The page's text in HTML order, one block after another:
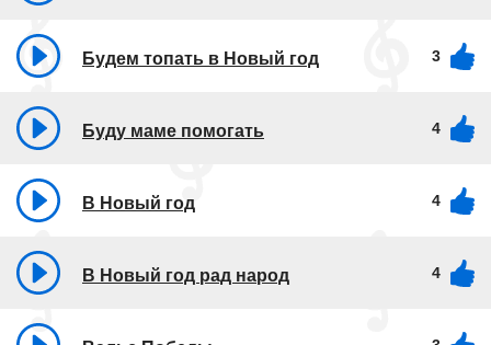
Будем топать в Новый год 3
Буду маме помогать 4
В Новый год 4
В Новый год рад народ 4